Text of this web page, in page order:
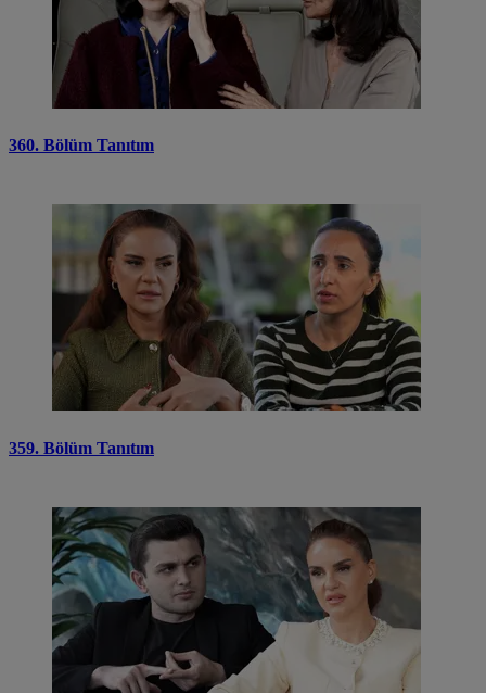
360. Bölüm Tanıtım
359. Bölüm Tanıtım